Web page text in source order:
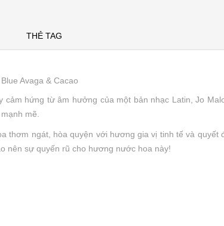
THẺ TAG
Avaga & Cacao
hứng từ âm hưởng của một bản nhạc Latin, Jo
mẽ.
thơm ngát, hòa quyện với hương gia vị tinh tế và
nên sự quyến rũ cho hương nước hoa này!